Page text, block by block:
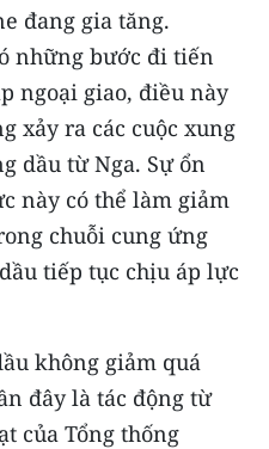
đang gia tăng.
những bước đi tiến
ngoại giao, điều này
xảy ra các cuộc xung
dầu từ Nga. Sự ổn
này có thể làm giảm
chuỗi cung ứng
tiếp tục chịu áp lực
không giảm quá
đây là tác động từ
của Tổng thống